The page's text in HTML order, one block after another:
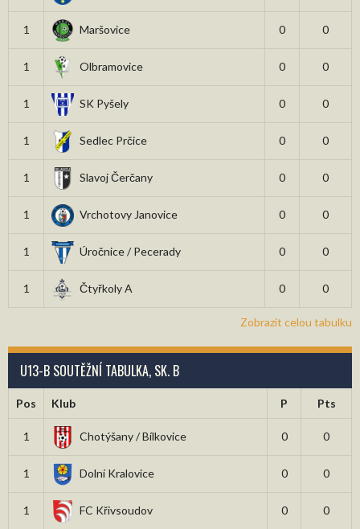
1 Maršovice 0 0
1 Olbramovice 0 0
1 SK Pyšely 0 0
1 Sedlec Prčice 0 0
1 Slavoj Čerčany 0 0
1 Vrchotovy Janovice 0 0
1 Úročnice / Pecerady 0 0
1 Čtyřkoly A 0 0
Zobrazit celou tabulku
U13-B SOUTĚŽNÍ TABULKA, SK. B
Pos Klub P Pts
1 Chotýšany / Bílkovice 0 0
1 Dolní Kralovice 0 0
1 FC Křivsoudov 0 0